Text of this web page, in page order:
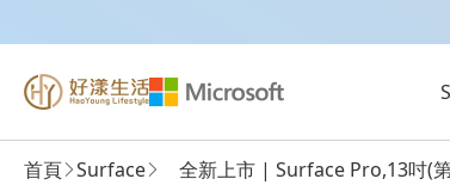
首頁 Surface 全新上市 | Surface Pro,13吋(